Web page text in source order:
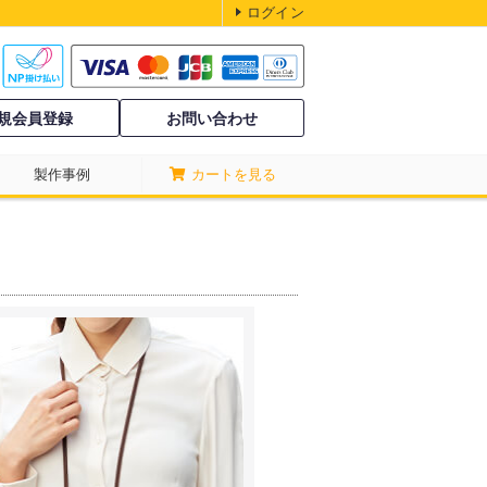
ログイン
会員登録 お問い合わせ
製作事例 カートを見る